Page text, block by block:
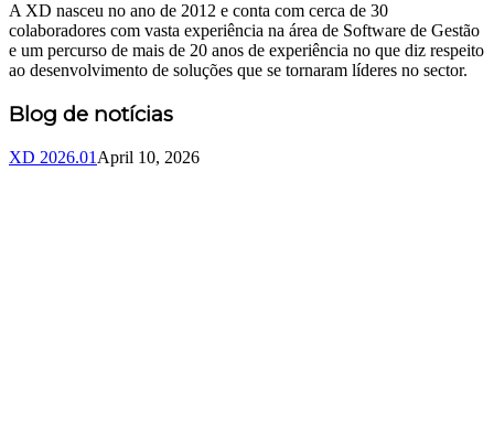
A XD nasceu no ano de 2012 e conta com cerca de 30
colaboradores com vasta experiência na área de Software de Gestão
e um percurso de mais de 20 anos de experiência no que diz respeito
ao desenvolvimento de soluções que se tornaram líderes no sector.
Blog de notícias
XD 2026.01 April 10, 2026